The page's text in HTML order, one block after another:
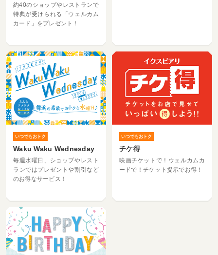
約40のショップやレストランで
特典が受けられる「ウェルカム
カード」をプレゼント！
いつでもおトク
Waku Waku Wednesday
毎週水曜日、ショップやレスト
ランではプレゼントや割引など
のお得なサービス！
いつでもおトク
チケ得
映画チケットで！ウェルカムカ
ードで！チケット提示でお得！